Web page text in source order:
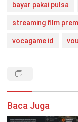
bayar pakai pulsa
streaming film
vocagame id
Baca Juga